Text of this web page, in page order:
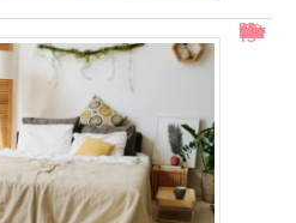
Col ouvert à 1 doigt : accouchement dans combien de temps ?